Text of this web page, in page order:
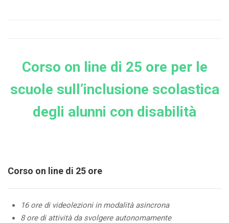
Corso on line di 25 ore per le
scuole sull’inclusione scolastica
degli alunni con disabilità
Corso on line di 25 ore
16 ore di videolezioni in modalità asincrona
8 ore di attività da svolgere autonomamente